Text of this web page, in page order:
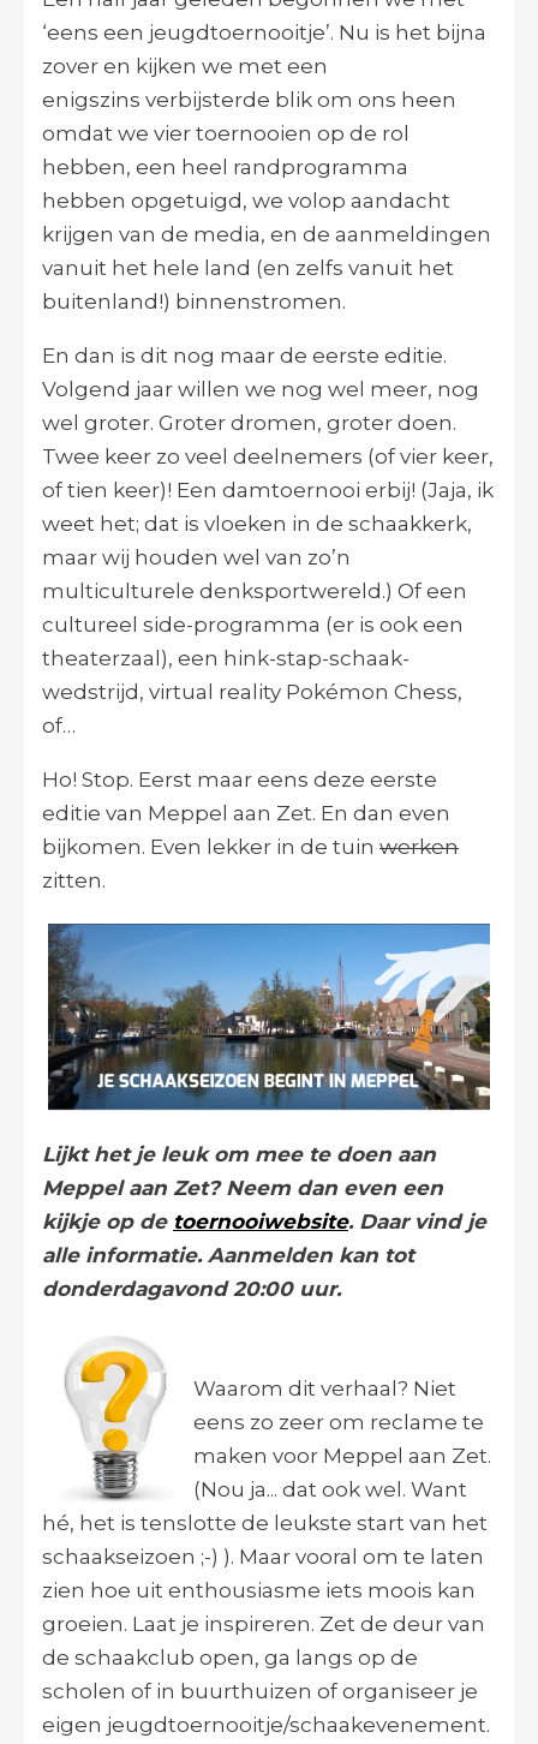
‘eens een jeugdtoernooitje’. Nu is het bijna
zover en kijken we met een
enigszins verbijsterde blik om ons heen
omdat we vier toernooien op de rol
hebben, een heel randprogramma
hebben opgetuigd, we volop aandacht
krijgen van de media, en de aanmeldingen
vanuit het hele land (en zelfs vanuit het
buitenland!) binnenstromen.
En dan is dit nog maar de eerste editie.
Volgend jaar willen we nog wel meer, nog
wel groter. Groter dromen, groter doen.
Twee keer zo veel deelnemers (of vier keer,
of tien keer)! Een damtoernooi erbij! (Jaja, ik
weet het; dat is vloeken in de schaakkerk,
maar wij houden wel van zo’n
multiculturele denksportwereld.) Of een
cultureel side-programma (er is ook een
theaterzaal), een hink-stap-schaak-
wedstrijd, virtual reality Pokémon Chess,
of…
Ho! Stop. Eerst maar eens deze eerste
editie van Meppel aan Zet. En dan even
bijkomen. Even lekker in de tuin werken
zitten.
Lijkt het je leuk om mee te doen aan
Meppel aan Zet? Neem dan even een
kijkje op de toernooiwebsite. Daar vind je
alle informatie. Aanmelden kan tot
donderdagavond 20:00 uur.
Waarom dit verhaal? Niet
eens zo zeer om reclame te
maken voor Meppel aan Zet.
(Nou ja... dat ook wel. Want
hé, het is tenslotte de leukste start van het
schaakseizoen ;-) ). Maar vooral om te laten
zien hoe uit enthousiasme iets moois kan
groeien. Laat je inspireren. Zet de deur van
de schaakclub open, ga langs op de
scholen of in buurthuizen of organiseer je
eigen jeugdtoernooitje/schaakevenement.